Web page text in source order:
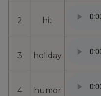
2 hit
3 holiday
4 humor